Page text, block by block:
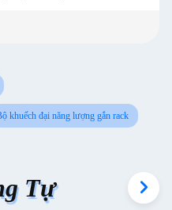
khuếch đại năng lượng gắn rack
Tự